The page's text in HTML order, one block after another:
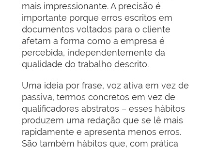
mais impressionante. A precisão é
importante porque erros escritos em
documentos voltados para o cliente
afetam a forma como a empresa é
percebida, independentemente da
qualidade do trabalho descrito.
Uma ideia por frase, voz ativa em vez de
passiva, termos concretos em vez de
qualificadores abstratos – esses hábitos
produzem uma redação que se lê mais
rapidamente e apresenta menos erros.
São também hábitos que, com prática